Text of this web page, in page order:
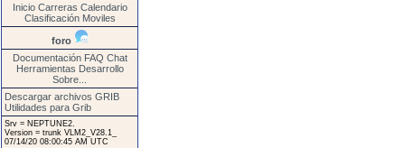
Inicio Carreras Calendario
Clasificación Moviles
foro
Documentación FAQ Chat
Herramientas Desarrollo
Sobre...
Descargar archivos GRIB
Utilidades para Grib
Srv = NEPTUNE2.
Version = trunk VLM2_V28.1_
07/14/20 08:00:45 AM UTC